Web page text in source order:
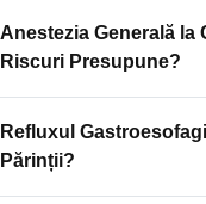
Anestezia Generală la
Riscuri Presupune?
Refluxul
Părinții?